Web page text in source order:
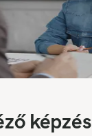
képzés